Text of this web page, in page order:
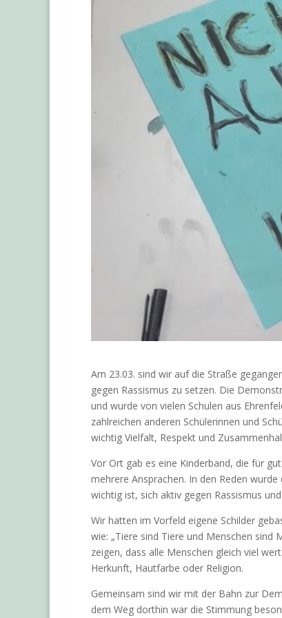
Am 23.03. sind wir auf die Straße
gegen Rassismus zu setzen. Die
und wurde von vielen Schulen aus
zahlreichen anderen Schülerinnen und
wichtig Vielfalt, Respekt und
Vor Ort gab es eine Kinderband, die für
mehrere Ansprachen. In den Reden
wichtig ist, sich aktiv gegen Rassismus
Wir hatten im Vorfeld eigene Schilder
wie: „Tiere sind Tiere und Menschen sind
zeigen, dass alle Menschen gleich viel
Herkunft, Hautfarbe oder Religion.
Gemeinsam sind wir mit der Bahn zur
dem Weg dorthin war die Stimmung